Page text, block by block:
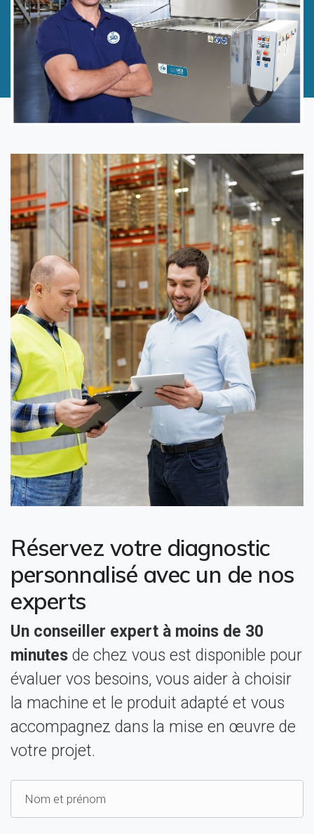
Réservez votre diagnostic
personnalisé avec un de nos
experts
Un conseiller expert à moins de 30
minutes de chez vous est disponible pour
évaluer vos besoins, vous aider à choisir
la machine et le produit adapté et vous
accompagnez dans la mise en œuvre de
votre projet.